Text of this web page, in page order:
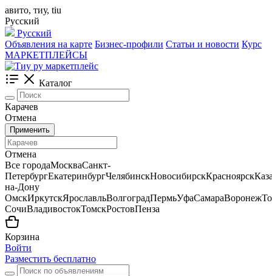
авито, тиу, tiu
Русский
Русский
Объявления на карте Бизнес-профили Статьи и новости Курс
МАРКЕТПЛЕЙСЫ
Каталог
Карачев
Отмена
Применить
Отмена
Все городаМоскваСанкт-
ПетербургЕкатеринбургЧелябинскНовосибирскКрасноярск
на-Дону
ОмскИркутскЯрославльВолгоградПермьУфаСамараВоронеж
СочиВладивостокТомскРостовПенза
Корзина
Войти
Разместить бесплатно